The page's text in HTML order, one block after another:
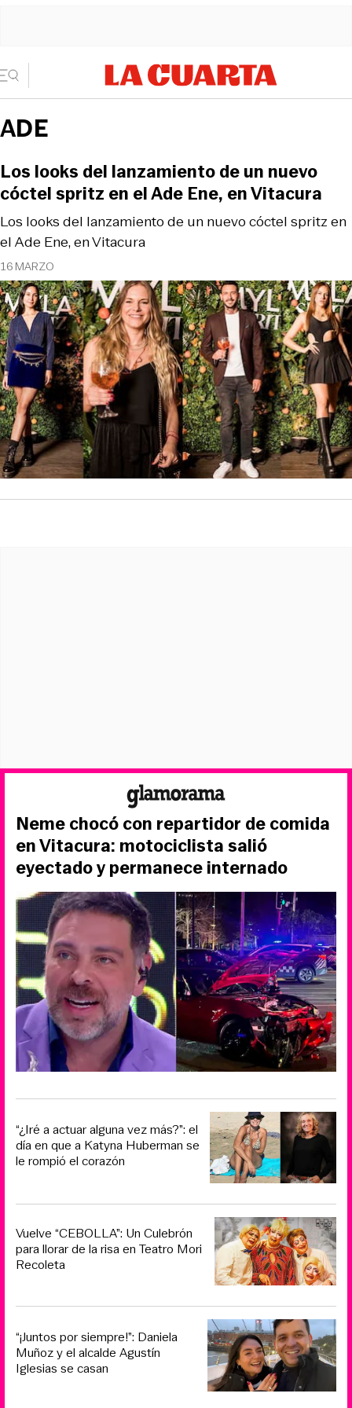
ADE
16 MARZO
Los looks del lanzamiento de un nuevo cóctel spritz en
el Ade Ene, en Vitacura
Los looks del lanzamiento de un nuevo
cóctel spritz en el Ade Ene, en Vitacura
Neme chocó con repartidor de comida
en Vitacura: motociclista salió
eyectado y permanece internado
“¿Iré a actuar alguna vez más?”: el
día en que a Katyna Huberman se
le rompió el corazón
Vuelve “CEBOLLA”: Un Culebrón
para llorar de la risa en Teatro Mori
Recoleta
“¡Juntos por siempre!”: Daniela
Muñoz y el alcalde Agustín
Iglesias se casan